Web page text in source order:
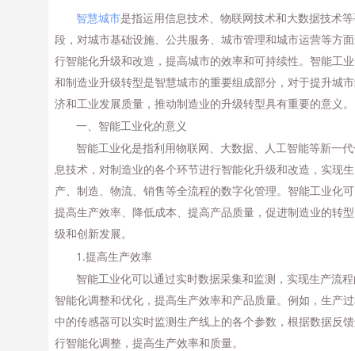
智慧城市是指运用信息技术、物联网技术和大数据技术
段，对城市基础设施、公共服务、城市管理和城市运营等方
行智能化升级和改造，提高城市的效率和可持续性。智能工
和制造业升级转型是智慧城市的重要组成部分，对于提升城
济和工业发展质量，推动制造业的升级转型具有重要的意义。
一、智能工业化的意义
智能工业化是指利用物联网、大数据、人工智能等新一
息技术，对制造业的各个环节进行智能化升级和改造，实现生
产、制造、物流、销售等全流程的数字化管理。智能工业化
提高生产效率、降低成本、提高产品质量，促进制造业的转
级和创新发展。
1.提高生产效率
智能工业化可以通过实时数据采集和监测，实现生产流
智能化调整和优化，提高生产效率和产品质量。例如，生产
中的传感器可以实时监测生产线上的各个参数，根据数据反
行智能化调整，提高生产效率和质量。